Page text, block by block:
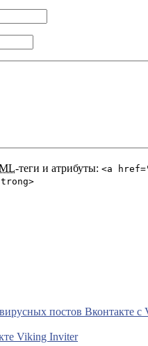
-теги и атрибуты: <a
постов Вконтакте с
Viking Inviter